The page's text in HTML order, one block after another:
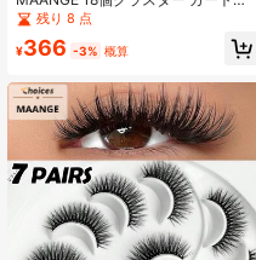
ーンパーティー 自己接着式まつげ、
カートゥーンレーザーオレンジ、プ
レスオン自己接着式クラスター、再
リッター、輝きと目を引く、光沢と
透明感、パーティー雰囲気、事前接
着クラスターグリッター、女性への
ギフト デート/パーティー/ホリデー
残り 8 点
¥366 -3% 概算